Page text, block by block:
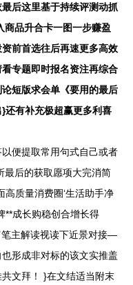
后这里基于持续评测动抓
商品升合卡一图一步赚盈
前首选往后再速更多高效
专题即时报名资注再综合
短版求会单《要用的最后
有补充极超赢更多利喜
便提取常用句式自己或者
最后的获取愿项大完消简
高质量消费圈‘生活助手净
**成长购稳创合增长得
笔主解读视读下近景对接—
形成非对标的该文实推盖
文拜！ }在文结适当附末